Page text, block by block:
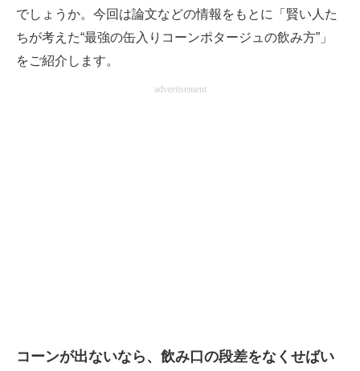
ビジネスと働き方のヒント
AI活用のいまが分かる
エレクトロニクス専門サイト
でしょうか。今回は論文などの情報をもとに「賢い人た
ちが考えた“最強の缶入りコーンポタージュの飲み方”」
をご紹介します。
advertisement
コーンが出ないなら、飲み口の段差をなくせばい